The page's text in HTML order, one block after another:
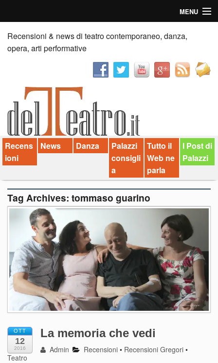
MENU
Home
Recensioni
News
Palazzi consiglia
Video
Chi siamo
Contatti
dT in English
Recensioni & news di teatro contemporaneo, danza,
opera, arti performative
Recens
ioni
News Danza
Palazzi
consigli
a
Tutto il
Web ne
parla
I Post di
Palazzi
Tag Archives: tommaso guarino
OTT
12
2016
La memoria che vedi
Admin Recensioni • Recensioni Gregori •
Teatro